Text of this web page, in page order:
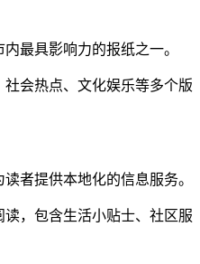
最具影响力的报纸之一。
会热点、文化娱乐等多个版
者提供本地化的信息服务。
，包含生活小贴士、社区服